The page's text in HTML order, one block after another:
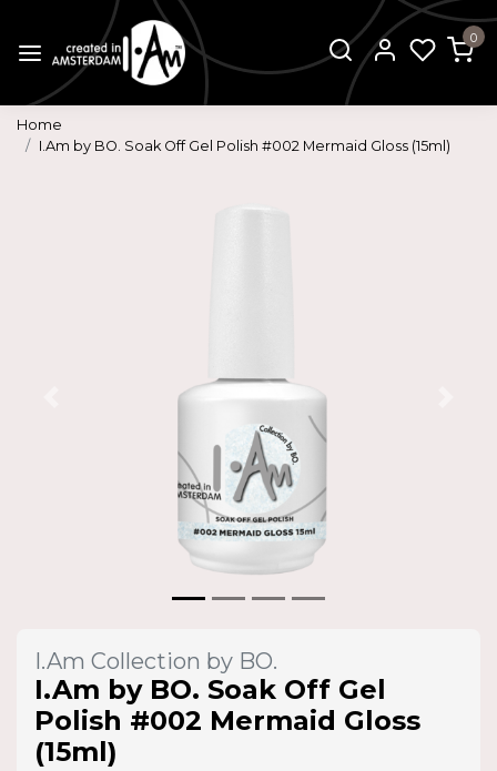
0
Home
I.Am by BO. Soak Off Gel Polish #002 Mermaid Gloss (15ml)
I.Am Collection by BO.
I.Am by BO. Soak Off Gel
Polish #002 Mermaid Gloss
(15ml)